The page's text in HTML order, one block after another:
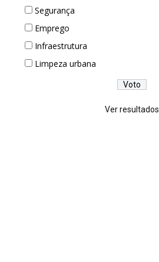
Segurança
Emprego
Infraestrutura
Limpeza urbana
Ver resultados